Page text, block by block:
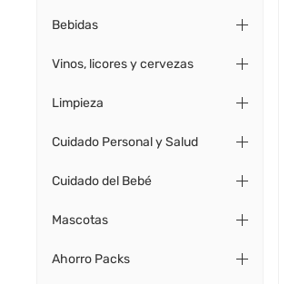
Bebidas
Vinos, licores y cervezas
Limpieza
Cuidado Personal y Salud
Cuidado del Bebé
Mascotas
Ahorro Packs